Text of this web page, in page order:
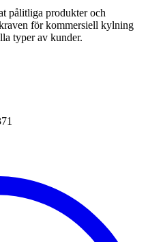
pålitliga produkter och
för kommersiell kylning
typer av kunder.